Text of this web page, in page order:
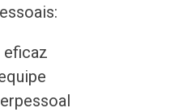
eficaz